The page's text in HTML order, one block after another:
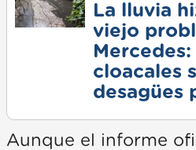
La lluvia
viejo
Mercedes:
cloacales
desagües
Aunque el informe